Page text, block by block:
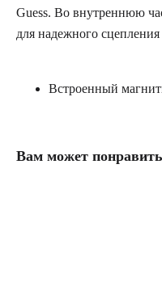
Guess. Во внутреннюю
для надежного
Встроенный
Вам может